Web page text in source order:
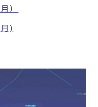
）
)